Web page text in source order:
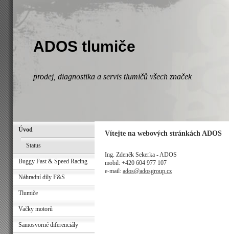
ADOS tlumiče
prodej, diagnostika a servis tlumičů všech značek
Úvod
Status
Buggy Fast & Speed Racing
Náhradní díly F&S
Tlumiče
Vačky motorů
Samosvorné diferenciály
Vítejte na webových stránkách ADOS
Ing. Zdeněk Sekerka - ADOS
mobil: +420 604 977 107
e-mail: ados@adosgroup.cz